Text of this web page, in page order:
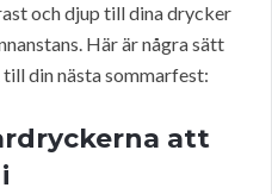
och djup till dina drycker
Här är några sätt
din nästa sommarfest:
att